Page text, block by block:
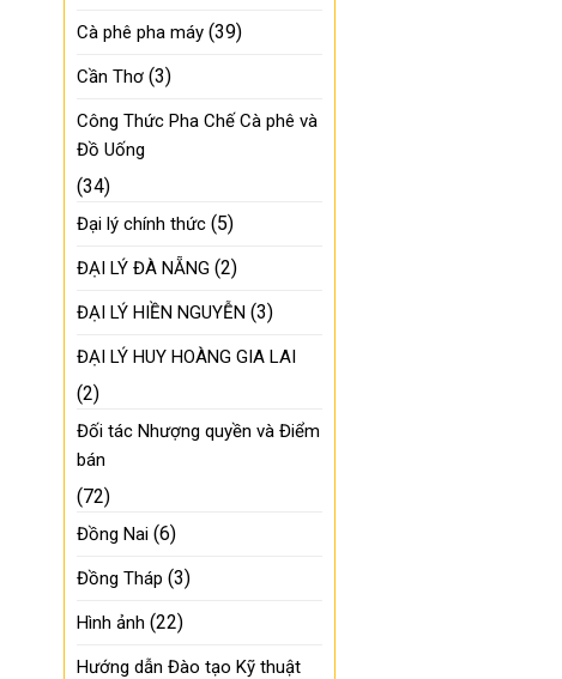
Cà phê pha máy (39)
Cần Thơ (3)
Công Thức Pha Chế Cà phê và
Đồ Uống
(34)
Đại lý chính thức (5)
ĐẠI LÝ ĐÀ NẴNG (2)
ĐẠI LÝ HIỀN NGUYỄN (3)
ĐẠI LÝ HUY HOÀNG GIA LAI
(2)
Đối tác Nhượng quyền và Điểm
bán
(72)
Đồng Nai (6)
Đồng Tháp (3)
Hình ảnh (22)
Hướng dẫn Đào tạo Kỹ thuật